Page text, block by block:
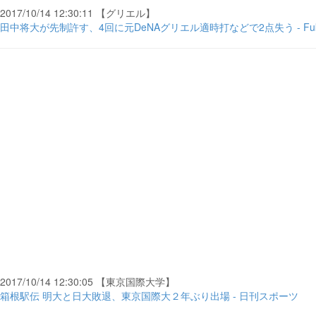
2017/10/14 12:30:11 【グリエル】
田中将大が先制許す、4回に元DeNAグリエル適時打などで2点失う -
2017/10/14 12:30:05 【東京国際大学】
箱根駅伝 明大と日大敗退、東京国際大２年ぶり出場 - 日刊スポーツ